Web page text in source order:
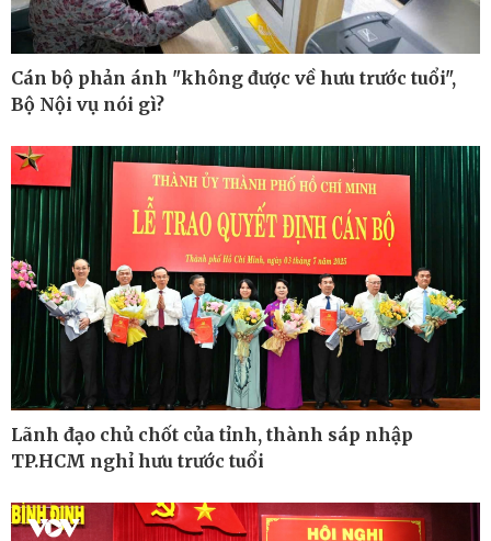
Pháp luật
Vụ án
Tin nóng
Tư vấn luật
Thể thao
Pickleball
Bóng đá quốc tế
Bóng đá Việt Nam
Thế giới thể thao
Lịch thi đấu bóng đá
eSports
Hậu trường
Cán bộ phản ánh "không được về hưu trước tuổi",
Bộ Nội vụ nói gì?
Lãnh đạo chủ chốt của tỉnh, thành sáp nhập
TP.HCM nghỉ hưu trước tuổi